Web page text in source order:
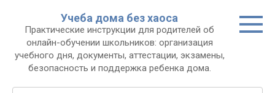
контенту
Учеба дома без хаоса
Практические инструкции для родителей об
онлайн-обучении школьников: организация
учебного дня, документы, аттестации, экзамены,
безопасность и поддержка ребенка дома.